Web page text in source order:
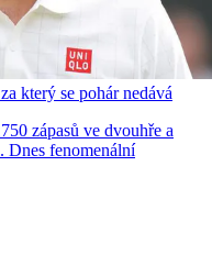
který se pohár nedává
zápasů ve dvouhře a
Dnes fenomenální